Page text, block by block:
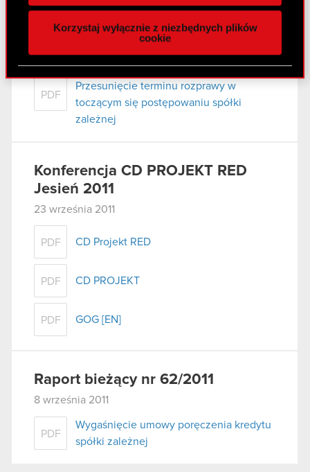
naszej witrynie. Informacje o tym, jak korzystasz
z naszej witryny, udostępniamy partnerom
Partnerzy mogą połączyć te informacje z innymi
danymi otrzymanymi od Ciebie lub uzyskanymi
podczas korzystania z ich usług. Kontynuując
korzystanie z naszej witryny, zgadasz się na
Korzystaj wyłącznie z niezbędnych plików
cookie
Raport bieżący nr 63/2011
PDF
Przesunięcie terminu rozprawy w
toczącym się postępowaniu spółki
zależnej
Konferencja CD PROJEKT RED
Jesień 2011
23 września 2011
PDF CD Projekt RED
PDF CD PROJEKT
PDF GOG [EN]
Raport bieżący nr 62/2011
8 września 2011
PDF
Wygaśnięcie umowy poręczenia kredytu
spółki zależnej